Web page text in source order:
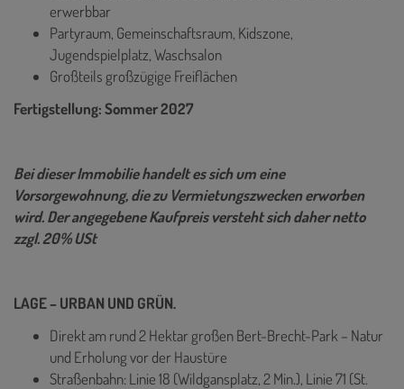
erwerbbar
Partyraum, Gemeinschaftsraum, Kidszone,
Jugendspielplatz, Waschsalon
Großteils großzügige Freiflächen
Fertigstellung: Sommer 2027
Bei dieser Immobilie handelt es sich um eine
Vorsorgewohnung, die zu Vermietungszwecken erworben
wird. Der angegebene Kaufpreis versteht sich daher netto
zzgl. 20% USt
LAGE – URBAN UND GRÜN.
Direkt am rund 2 Hektar großen Bert-Brecht-Park – Natur
und Erholung vor der Haustüre
Straßenbahn: Linie 18 (Wildgansplatz, 2 Min.), Linie 71 (St.